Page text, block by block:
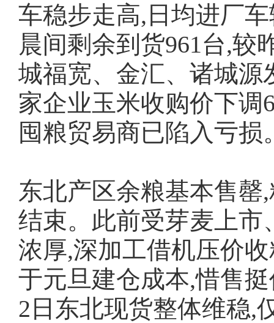
车稳步走高,日均进厂
晨间剩余到货961台,较
城福宽、金汇、诸城源
家企业玉米收购价下调
囤粮贸易商已陷入亏损
东北产区余粮基本售
结束。此前受芽麦上市
浓厚,深加工借机压价
于元旦建仓成本,惜售
2日东北现货整体维稳,